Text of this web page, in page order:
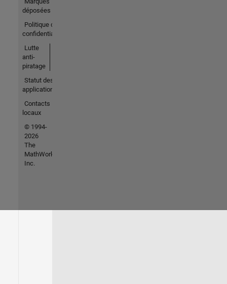
déposées
Politique de
confidentialité
Lutte
anti-
piratage
Statut des
applications
Contacts
locaux
© 1994-
2026
The
MathWorks,
Inc.